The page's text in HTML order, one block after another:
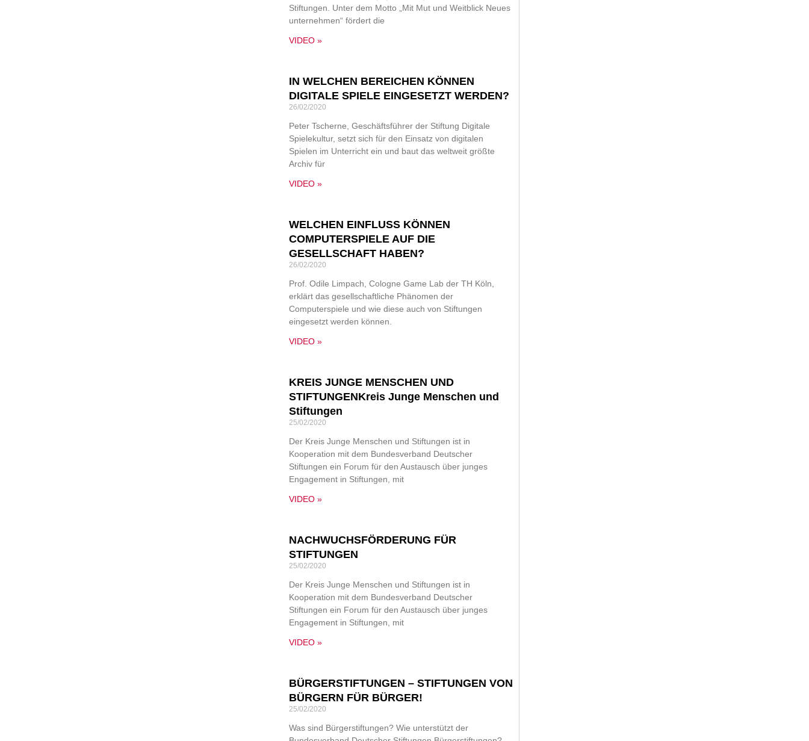
Stiftungen. Unter dem Motto „Mit Mut und Weitblick Neues
unternehmen“ fördert die
VIDEO »
IN WELCHEN BEREICHEN KÖNNEN
DIGITALE SPIELE EINGESETZT WERDEN?
26/02/2020
Peter Tscherne, Geschäftsführer der Stiftung Digitale
Spielekultur, setzt sich für den Einsatz von digitalen
Spielen im Unterricht ein und baut das weltweit größte
Archiv für
VIDEO »
WELCHEN EINFLUSS KÖNNEN
COMPUTERSPIELE AUF DIE
GESELLSCHAFT HABEN?
26/02/2020
Prof. Odile Limpach, Cologne Game Lab der TH Köln,
erklärt das gesellschaftliche Phänomen der
Computerspiele und wie diese auch von Stiftungen
eingesetzt werden können.
VIDEO »
KREIS JUNGE MENSCHEN UND
STIFTUNGENKreis Junge Menschen und
Stiftungen
25/02/2020
Der Kreis Junge Menschen und Stiftungen ist in
Kooperation mit dem Bundesverband Deutscher
Stiftungen ein Forum für den Austausch über junges
Engagement in Stiftungen, mit
VIDEO »
NACHWUCHSFÖRDERUNG FÜR
STIFTUNGEN
25/02/2020
Der Kreis Junge Menschen und Stiftungen ist in
Kooperation mit dem Bundesverband Deutscher
Stiftungen ein Forum für den Austausch über junges
Engagement in Stiftungen, mit
VIDEO »
BÜRGERSTIFTUNGEN – STIFTUNGEN VON
BÜRGERN FÜR BÜRGER!
25/02/2020
Was sind Bürgerstiftungen? Wie unterstützt der